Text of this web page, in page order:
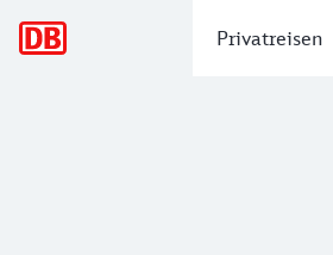
Privatreisen